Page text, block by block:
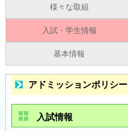
様々な取組
入試・学生情報
基本情報
アドミッションポリシー
入試情報